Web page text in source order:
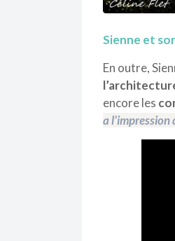
Sienne et
En outre, S
encore les
a